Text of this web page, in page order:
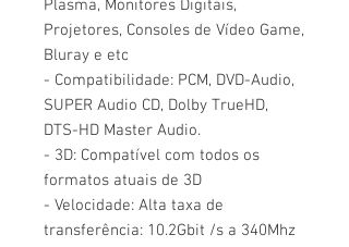
Plasma, Monitores Digitais,
Projetores, Consoles de Vídeo Game,
Bluray e etc
- Compatibilidade: PCM, DVD-Audio,
SUPER Audio CD, Dolby TrueHD,
DTS-HD Master Audio.
- 3D: Compatível com todos os
formatos atuais de 3D
- Velocidade: Alta taxa de
transferência: 10.2Gbit /s a 340Mhz